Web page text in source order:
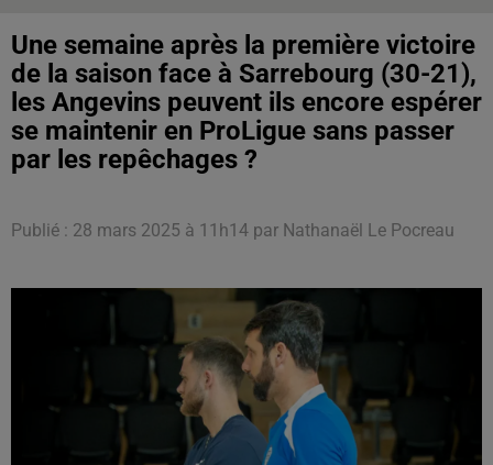
Une semaine après la première victoire
de la saison face à Sarrebourg (30-21),
les Angevins peuvent ils encore espérer
se maintenir en ProLigue sans passer
par les repêchages ?
Publié : 28 mars 2025 à 11h14 par Nathanaël Le Pocreau